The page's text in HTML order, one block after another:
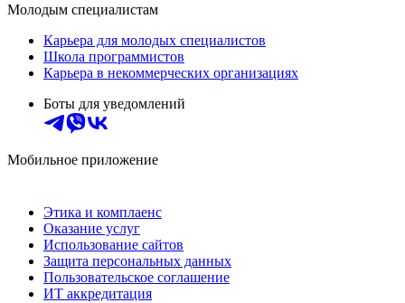
Молодым специалистам
Карьера для молодых специалистов
Школа программистов
Карьера в некоммерческих организациях
Боты для уведомлений
Мобильное приложение
Этика и комплаенс
Оказание услуг
Использование сайтов
Защита персональных данных
Пользовательское соглашение
ИТ аккредитация